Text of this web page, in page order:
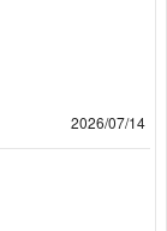
2026/07/14